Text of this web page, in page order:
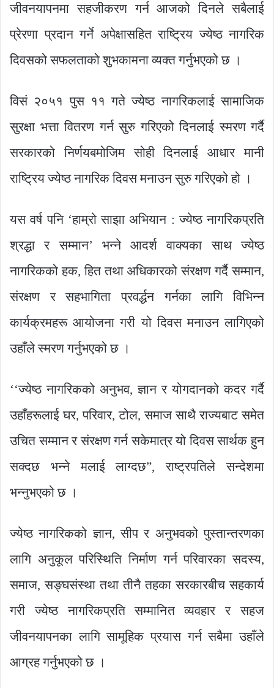
जीवनयापनमा सहजीकरण गर्न आजको दिनले सबैलाई
प्रेरणा प्रदान गर्ने अपेक्षासहित राष्ट्रिय ज्येष्ठ नागरिक
दिवसको सफलताको शुभकामना व्यक्त गर्नुभएको छ ।
विसं २०५१ पुस ११ गते ज्येष्ठ नागरिकलाई सामाजिक
सुरक्षा भत्ता वितरण गर्न सुरु गरिएको दिनलाई स्मरण गर्दै
सरकारको निर्णयबमोजिम सोही दिनलाई आधार मानी
राष्ट्रिय ज्येष्ठ नागरिक दिवस मनाउन सुरु गरिएको हो ।
यस वर्ष पनि ‘हाम्रो साझा अभियान : ज्येष्ठ नागरिकप्रति
श्रद्धा र सम्मान’ भन्ने आदर्श वाक्यका साथ ज्येष्ठ
नागरिकको हक, हित तथा अधिकारको संरक्षण गर्दै सम्मान,
संरक्षण र सहभागिता प्रवर्द्धन गर्नका लागि विभिन्न
कार्यक्रमहरू आयोजना गरी यो दिवस मनाउन लागिएको
उहाँले स्मरण गर्नुभएको छ ।
‘‘ज्येष्ठ नागरिकको अनुभव, ज्ञान र योगदानको कदर गर्दै
उहाँहरूलाई घर, परिवार, टोल, समाज साथै राज्यबाट समेत
उचित सम्मान र संरक्षण गर्न सकेमात्र यो दिवस सार्थक हुन
सक्दछ भन्ने मलाई लाग्दछ”, राष्ट्रपतिले सन्देशमा
भन्नुभएको छ ।
ज्येष्ठ नागरिकको ज्ञान, सीप र अनुभवको पुस्तान्तरणका
लागि अनुकूल परिस्थिति निर्माण गर्न परिवारका सदस्य,
समाज, सङ्घसंस्था तथा तीनै तहका सरकारबीच सहकार्य
गरी ज्येष्ठ नागरिकप्रति सम्मानित व्यवहार र सहज
जीवनयापनका लागि सामूहिक प्रयास गर्न सबैमा उहाँले
आग्रह गर्नुभएको छ ।